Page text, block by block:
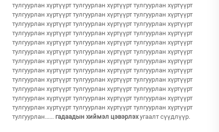
тулгуурлан хүртүүрт тулгуурлан хүртүүрт тулгуурлан хүртүүрт
тулгуурлан хүртүүрт тулгуурлан хүртүүрт тулгуурлан хүртүүрт
тулгуурлан хүртүүрт тулгуурлан хүртүүрт тулгуурлан хүртүүрт
тулгуурлан хүртүүрт тулгуурлан хүртүүрт тулгуурлан хүртүүрт
тулгуурлан хүртүүрт тулгуурлан хүртүүрт тулгуурлан хүртүүрт
тулгуурлан хүртүүрт тулгуурлан хүртүүрт тулгуурлан хүртүүрт
тулгуурлан хүртүүрт тулгуурлан хүртүүрт тулгуурлан хүртүүрт
тулгуурлан хүртүүрт тулгуурлан хүртүүрт тулгуурлан хүртүүрт
тулгуурлан хүртүүрт тулгуурлан хүртүүрт тулгуурлан хүртүүрт
тулгуурлан хүртүүрт тулгуурлан хүртүүрт тулгуурлан хүртүүрт
тулгуурлан хүртүүрт тулгуурлан хүртүүрт тулгуурлан хүртүүрт
тулгуурлан хүртүүрт тулгуурлан хүртүүрт тулгуурлан хүртүүрт
тулгуурлан...... гадаадын хиймэл цэвэрлэхугаалт сүүдлүүр.